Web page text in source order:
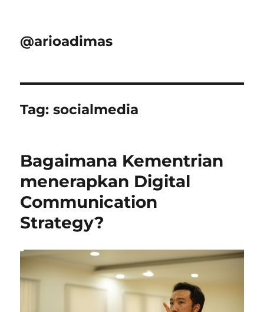
@arioadimas
Tag:socialmedia
Bagaimana Kementrian
menerapkan Digital
Communication
Strategy?